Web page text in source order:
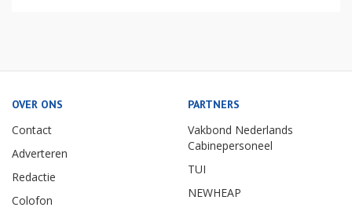
OVER ONS
Contact
Adverteren
Redactie
Colofon
PARTNERS
Vakbond Nederlands
Cabinepersoneel
TUI
NEWHEAP